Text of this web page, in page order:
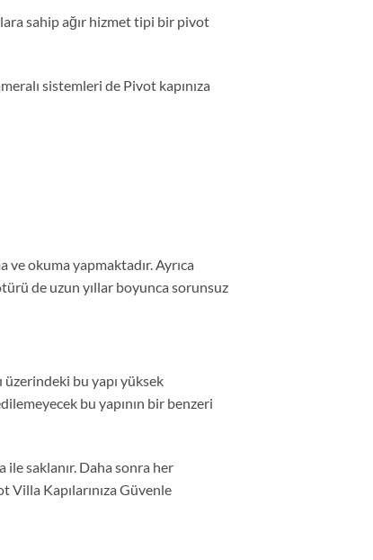
sahip ağır hizmet tipi bir pivot
sistemleri de Pivot kapınıza
okuma yapmaktadır. Ayrıca
de uzun yıllar boyunca sorunsuz
bu yapı yüksek
bu yapının bir benzeri
saklanır. Daha sonra her
Villa Kapılarınıza Güvenle